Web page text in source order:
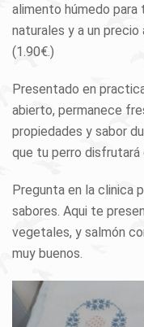
alimento húmedo para
naturales y a un
(1.90€.)
Presentado en
abierto, permanece
propiedades y sabor
que tu perro disfrutará
Pregunta en la clinica
sabores. Aqui te
vegetales, y salmón
muy buenos.